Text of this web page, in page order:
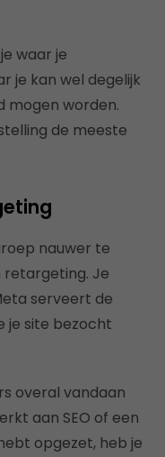
waar je
je kan wel degelijk
mogen worden.
de meeste
nauwer te
retargeting. Je
serveert de
je site bezocht
overal vandaan
aan SEO of een
opgezet, heb je